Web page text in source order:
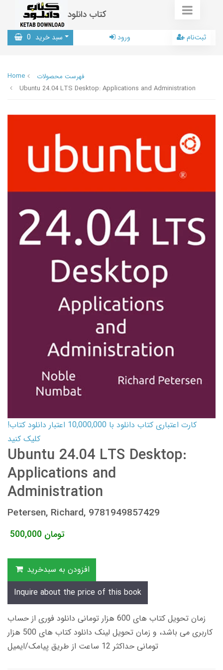
کتاب دانلود
سبد خرید 0 ورود ثبت‌نام
Home
فهرست محصولات
Ubuntu 24.04 LTS Desktop: Applications and Administration
کارت اعتباری کتاب دانلود با 10,000,000 اعتبار دانلود کتاب!
کلیک کنید
Ubuntu 24.04 LTS Desktop:
Applications and
Administration
Petersen, Richard, 9781949857429
500,000 تومان
افزودن به سبدخرید
Inquire about the price of this book
زمان تحویل کتاب های 600 هزار تومانی دانلود فوری از حساب
کاربری می باشد، و زمان تحویل لینک دانلود کتاب های 500 هزار
تومانی حداکثر 12 ساعت از طریق پیامک/ایمیل